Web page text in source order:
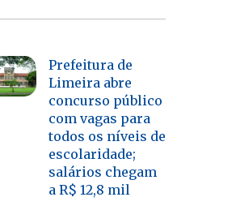
Prefeitura de
Limeira abre
concurso público
com vagas para
todos os níveis de
escolaridade;
salários chegam
a R$ 12,8 mil